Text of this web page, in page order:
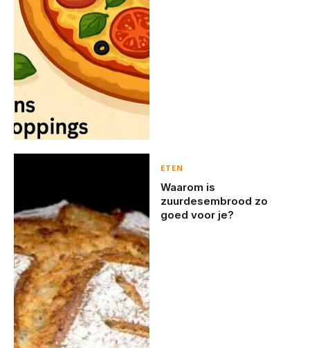
ETEN
Waarom is
zuurdesembrood zo
goed voor je?